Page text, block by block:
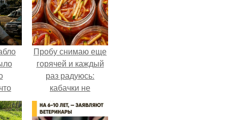
о
Пробу снимаю еще
горячей и каждый
раз радуюсь:
кабачки не
развариваются, а
соус получается